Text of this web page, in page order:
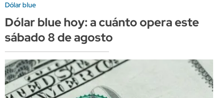
Dólar blue
Dólar blue hoy: a cuánto opera este
sábado 8 de agosto